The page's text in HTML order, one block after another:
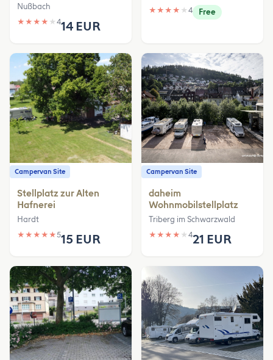
Nußbach
★ ★ ★ ★ ★ 414 EUR
★ ★ ★ ★ ★ 4 Free
Campervan Site
Stellplatz zur Alten
Hafnerei
Hardt
★ ★ ★ ★ ★515 EUR
Campervan Site
daheim
Wohnmobilstellplatz
Triberg im Schwarzwald
★ ★ ★ ★ ★ 421 EUR